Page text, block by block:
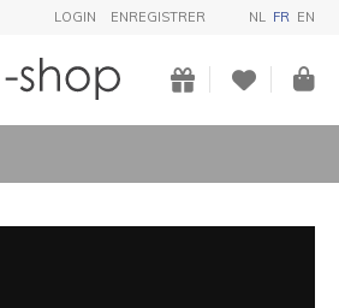
LOGIN ENREGISTRER NL FR EN